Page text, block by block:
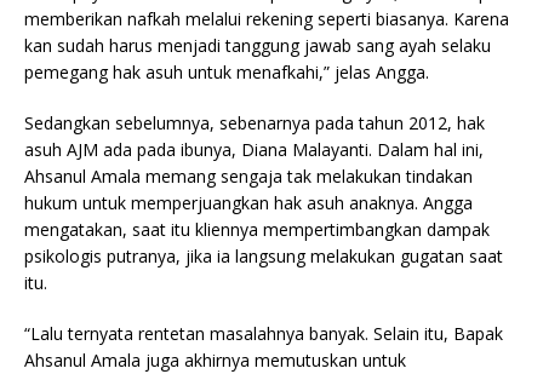
memberikan nafkah melalui rekening seperti biasanya. Karena
kan sudah harus menjadi tanggung jawab sang ayah selaku
pemegang hak asuh untuk menafkahi,” jelas Angga.
Sedangkan sebelumnya, sebenarnya pada tahun 2012, hak
asuh AJM ada pada ibunya, Diana Malayanti. Dalam hal ini,
Ahsanul Amala memang sengaja tak melakukan tindakan
hukum untuk memperjuangkan hak asuh anaknya. Angga
mengatakan, saat itu kliennya mempertimbangkan dampak
psikologis putranya, jika ia langsung melakukan gugatan saat
itu.
“Lalu ternyata rentetan masalahnya banyak. Selain itu, Bapak
Ahsanul Amala juga akhirnya memutuskan untuk